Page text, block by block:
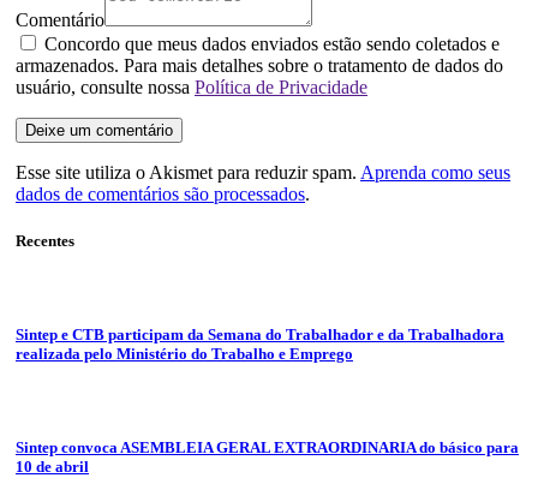
Comentário
Concordo que meus dados enviados estão sendo coletados e
armazenados. Para mais detalhes sobre o tratamento de dados do
usuário, consulte nossa Política de Privacidade
Esse site utiliza o Akismet para reduzir spam. Aprenda como seus
dados de comentários são processados.
Recentes
Sintep e CTB participam da Semana do Trabalhador e da Trabalhadora
realizada pelo Ministério do Trabalho e Emprego
Sintep convoca ASEMBLEIA GERAL EXTRAORDINARIA do básico para
10 de abril